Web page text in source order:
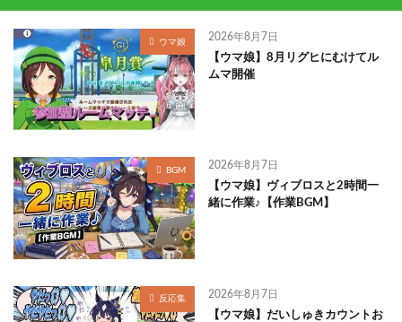
ウマ娘 2026年8月7日
【ウマ娘】8月リグヒにむけてル
ムマ開催
BGM 2026年8月7日
【ウマ娘】ヴィブロスと2時間一
緒に作業♪【作業BGM】
反応集 2026年8月7日
【ウマ娘】だいしゅきカウントお